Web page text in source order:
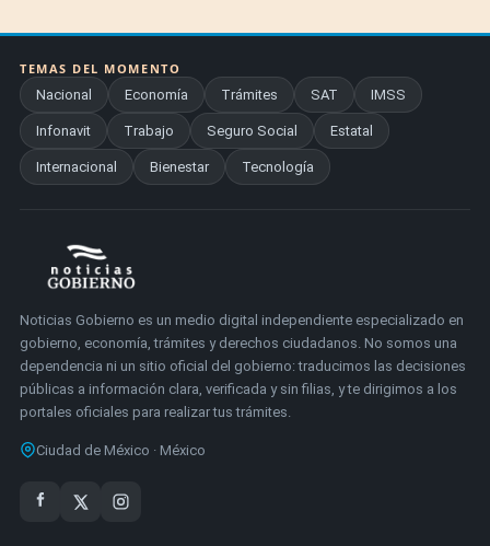
TEMAS DEL MOMENTO
Nacional
Economía Trámites SAT IMSS
Infonavit Trabajo Seguro Social Estatal
Internacional Bienestar Tecnología
Noticias Gobierno es un medio digital independiente especializado en
gobierno, economía, trámites y derechos ciudadanos. No somos una
dependencia ni un sitio oficial del gobierno: traducimos las decisiones
públicas a información clara, verificada y sin filias, y te dirigimos a los
portales oficiales para realizar tus trámites.
Ciudad de México · México